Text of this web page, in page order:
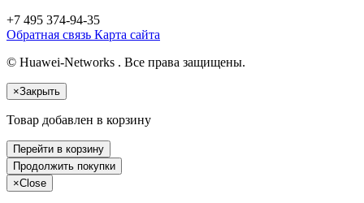
+7 495 374-94-35
Обратная связь Карта сайта
© Huawei-Networks . Все права защищены.
×Закрыть
Товар добавлен в корзину
Перейти в корзину
Продолжить покупки
×Close